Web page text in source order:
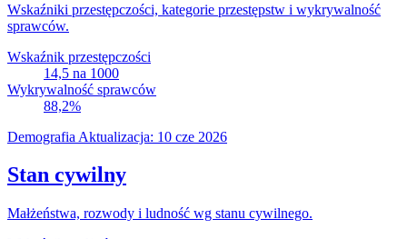
Wskaźniki przestępczości, kategorie przestępstw i wykrywalność
sprawców.
Wskaźnik przestępczości
14,5 na 1000
Wykrywalność sprawców
88,2%
Demografia Aktualizacja: 10 cze 2026
Stan cywilny
Małżeństwa, rozwody i ludność wg stanu cywilnego.